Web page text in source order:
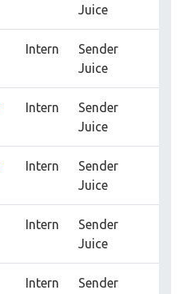
Juice
Intern
Sender
Juice
Intern
Sender
Juice
Intern
Sender
Juice
Intern
Sender
Juice
Intern
Sender